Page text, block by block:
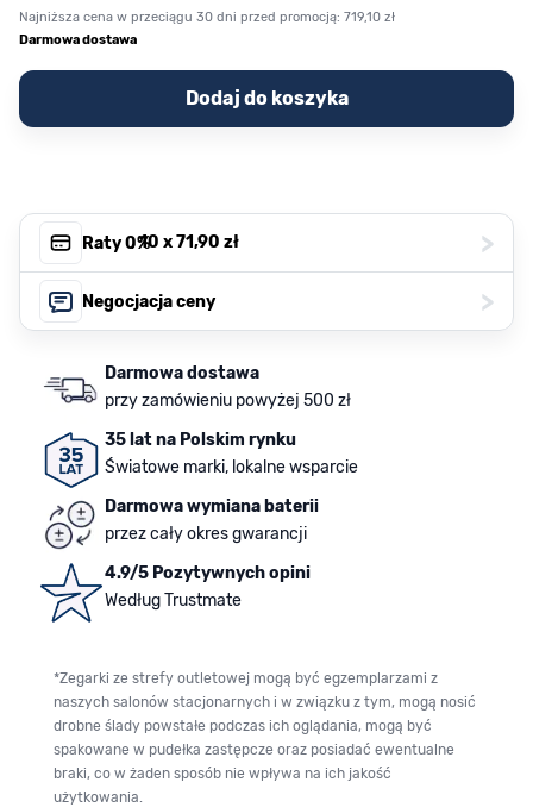
Najniższa cena w przeciągu 30 dni przed promocją: 719,10 zł
Darmowa dostawa
Dodaj do koszyka
Raty 0%, 10 x71,90 zł >
Negocjacja ceny >
Darmowa dostawa
przy zamówieniu powyżej 500 zł
35 lat na Polskim rynku
Światowe marki, lokalne wsparcie
Darmowa wymiana baterii
przez cały okres gwarancji
4.9/5 Pozytywnych opini
Według Trustmate
*Zegarki ze strefy outletowej mogą być egzemplarzami z
naszych salonów stacjonarnych i w związku z tym, mogą nosić
drobne ślady powstałe podczas ich oglądania, mogą być
spakowane w pudełka zastępcze oraz posiadać ewentualne
braki, co w żaden sposób nie wpływa na ich jakość
użytkowania.